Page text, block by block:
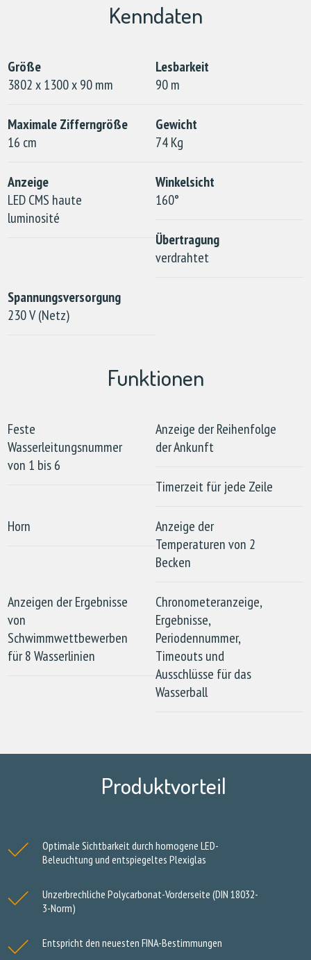
Kenndaten
Größe
3802 x 1300 x 90 mm
Lesbarkeit
90 m
Maximale Zifferngröße
16 cm
Gewicht
74 Kg
Anzeige
LED CMS haute
luminosité
Winkelsicht
160°
Übertragung
verdrahtet
Spannungsversorgung
230 V (Netz)
Funktionen
Feste
Wasserleitungsnummer
von 1 bis 6
Anzeige der Reihenfolge
der Ankunft
Timerzeit für jede Zeile
Horn
Anzeige der
Temperaturen von 2
Becken
Anzeigen der Ergebnisse
von
Schwimmwettbewerben
für 8 Wasserlinien
Chronometeranzeige,
Ergebnisse,
Periodennummer,
Timeouts und
Ausschlüsse für das
Wasserball
Produktvorteil
Optimale Sichtbarkeit durch homogene LED-
Beleuchtung und entspiegeltes Plexiglas
Unzerbrechliche Polycarbonat-Vorderseite (DIN 18032-
3-Norm)
Entspricht den neuesten FINA-Bestimmungen